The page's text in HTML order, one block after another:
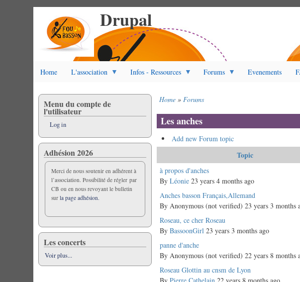
Drupal
Home L'association Infos - Ressources Forums Evenements
Home Forums
Les anches
Add new Forum topic
Topic
Normal
topic
à propos d'anches
ByLéonie 23 years 4 months ago
Normal
topic
Anches basson Français,Allemand
ByAnonymous (not verified) 23 years 3 months
Normal
topic
Roseau, ce cher Roseau
ByBassoonGirl 23 years 3 months ago
Normal
topic
panne d'anche
ByAnonymous (not verified) 22 years 8 months
Normal
Roseau Glottin au cnsm de Lyon
Menu du compte de
l'utilisateur
Log in
Adhésion 2026
Merci de nous soutenir en adhérent à
l’association. Possibilité de régler par
CB ou en nous revoyant le bulletin
surla page adhésion.
Les concerts
Voir plus...